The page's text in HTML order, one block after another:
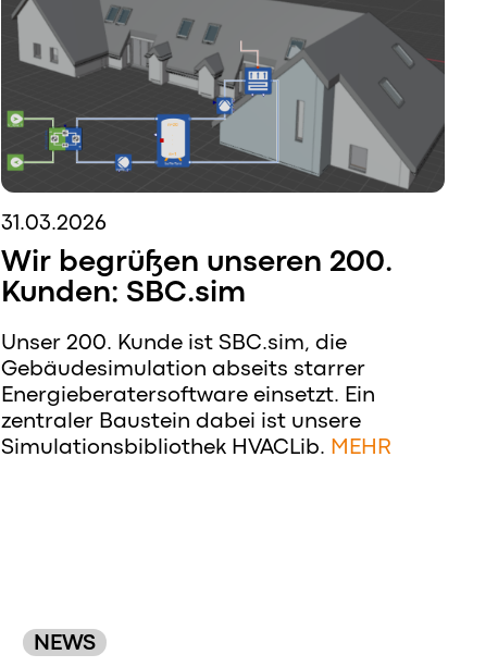
31.03.2026
Wir begrüßen unseren 200.
Kunden: SBC.sim
Unser 200. Kunde ist SBC.sim, die
Gebäudesimulation abseits starrer
Energieberatersoftware einsetzt. Ein
zentraler Baustein dabei ist unsere
Simulationsbibliothek HVACLib. MEHR
NEWS